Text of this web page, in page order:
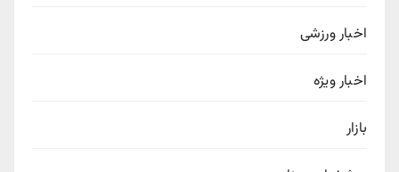
اخبار ورزشی
اخبار ویژه
بازار